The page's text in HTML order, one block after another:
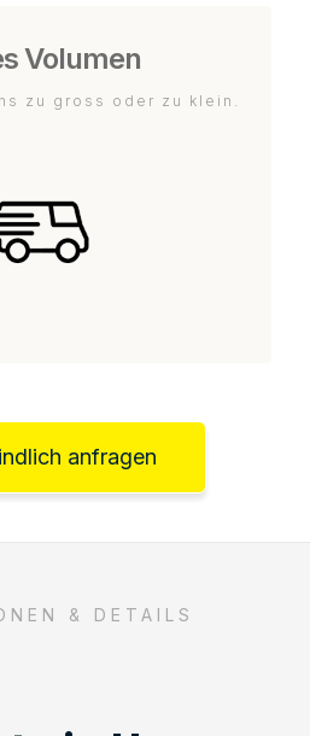
Volumen
zu gross oder zu klein.
anfragen
& DETAILS